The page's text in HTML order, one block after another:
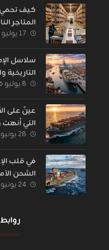
كيف
المتاجر
١٧ يوليو ٢٠٢٦
سلاسل
التاريخية
إدارة
٨ يوليو ٢٠٢٦
عينٌ على
التي
٢٨ يونيو ٢٠٢٦
في قلب
الشحن
والحدود
٢٤ يونيو ٢٠٢٦